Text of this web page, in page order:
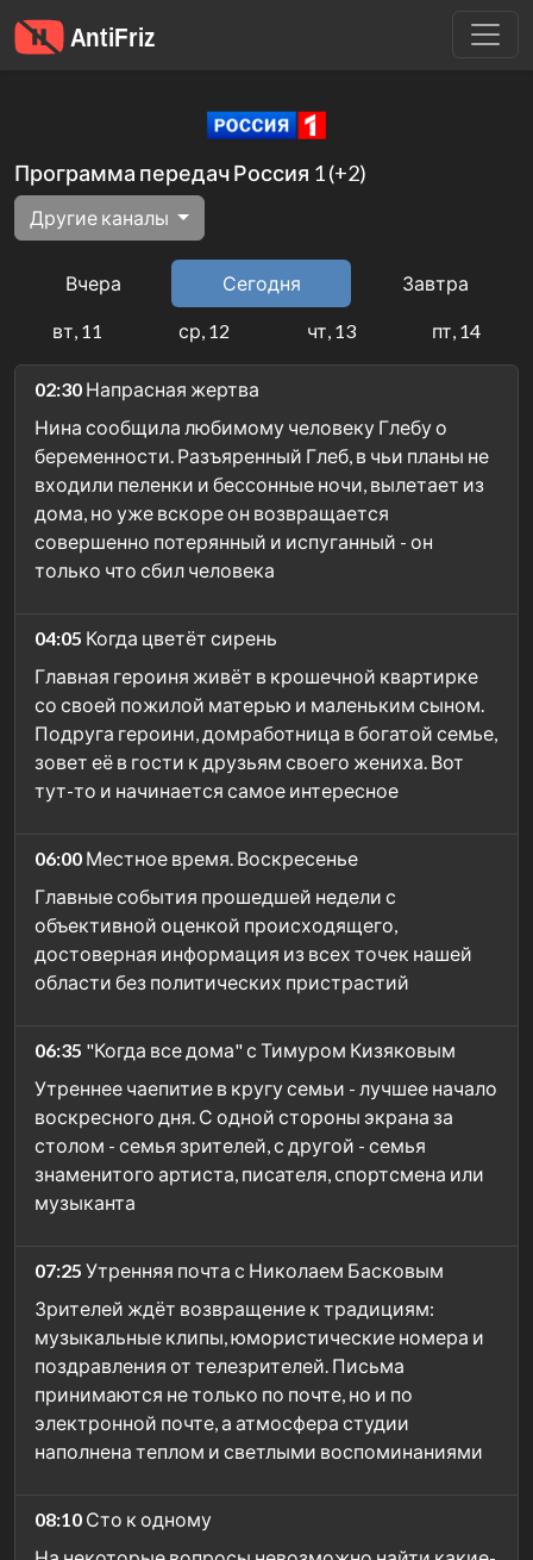
Программа передач Россия 1 (+2)
Другие каналы
Вчера Сегодня Завтра
вт, 11 ср, 12 чт, 13 пт, 14
02:30 Напрасная жертва
Нина сообщила любимому человеку Глебу о
беременности. Разъяренный Глеб, в чьи планы не
входили пеленки и бессонные ночи, вылетает из
дома, но уже вскоре он возвращается
совершенно потерянный и испуганный - он
только что сбил человека
04:05 Когда цветёт сирень
Главная героиня живёт в крошечной квартирке
со своей пожилой матерью и маленьким сыном.
Подруга героини, домработница в богатой семье,
зовет её в гости к друзьям своего жениха. Вот
тут-то и начинается самое интересное
06:00 Местное время. Воскресенье
Главные события прошедшей недели с
объективной оценкой происходящего,
достоверная информация из всех точек нашей
области без политических пристрастий
06:35 "Когда все дома" с Тимуром Кизяковым
Утреннее чаепитие в кругу семьи - лучшее начало
воскресного дня. С одной стороны экрана за
столом - семья зрителей, с другой - семья
знаменитого артиста, писателя, спортсмена или
музыканта
07:25 Утренняя почта с Николаем Басковым
Зрителей ждёт возвращение к традициям:
музыкальные клипы, юмористические номера и
поздравления от телезрителей. Письма
принимаются не только по почте, но и по
электронной почте, а атмосфера студии
наполнена теплом и светлыми воспоминаниями
08:10 Сто к одному